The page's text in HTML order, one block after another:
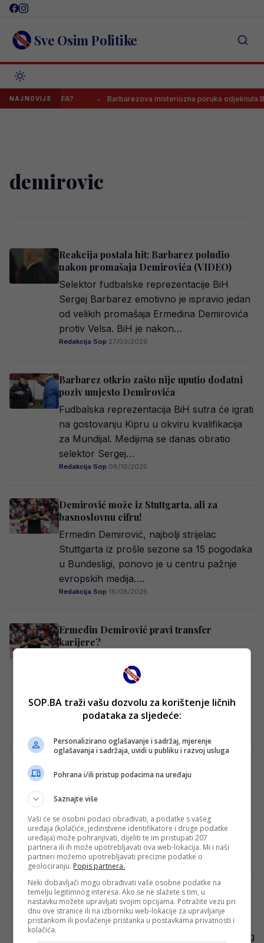
Skip
content Sve Osim Politike
NAJNOVIJE
se odluka UEFA? Barbarezova misteriozna poruka odjeknula
demirovic
Reakcija postala hit: Barbarez poludio
nakon promašaja Demirovića (VIDEO)
Selektor fudbalske reprezentacije BiH
Sergej Barbarez emotivno je ispravio jedan
od velikih promašaja Ermedina Demirovića
protiv Velsa. BiH je nakon…
Redakcija Sop·27/03/2026
Barbarez otkrio zašto nije uputio dodatni
poziv umjesto Demirovića
Fudbalska reprezentacija BiH sutra će igrati
na gostovanju Kipru u okviru kvalifikacija
za Mundijal. Medijima se danas obratio
selektor Sergej…
Redakcija Sop·08/10/2025
Demirović može iz Stuttgarta, ali za
basnoslovnu cifru!
Ermedin Demirović, najbolji strijelac
Stuttgarta iz prošle sezone sa 15 pogodaka
u Bundesligi, ponovo je u centru pažnje
evropskih medija….
Redakcija Sop·16/08/2025
Ermedin Demirović pravi transfer
karijere?
Ermedin Demirović, ponovo se nalazi u
prenosi TuttomercatoWeb. Napadač koji
trenutno nosi…
Iz Njemačke sjajne vijesti za Barbareza u
vezi Demirovića!
Fudbaleri Stuttgarta ugostit će Bayer
Leverkusen u okviru 26. kola njemačke
Bundeslige. Ono što raduje jeste odluka
trenera domaće ekipe…
Redakcija Sop·16/03/2025
Demirović pojurio postići prvi gol u Ligi
prvaka, “vile su pronosale” Juventus
(VIDEO)
Stuttgart gostuje Juventusu u okviru trećeg
SOP.BA traži vašu dozvolu za korištenje ličnih
podataka za sljedeće:
Personalizirano oglašavanje i sadržaj, mjerenje
oglašavanja i sadržaja, uvidi u publiku i razvoj usluga
Pohrana i/ili pristup podacima na uređaju
Saznajte više
Vaši će se osobni podaci obrađivati, a podatke s vašeg
uređaja (kolačiće, jedinstvene identifikatore i druge podatke
uređaja) može pohranjivati, dijeliti te im pristupati 207
partnera ili ih može upotrebljavati ova web-lokacija. Mi i naši
partneri možemo upotrebljavati precizne podatke o
geolociranju. Popis partnera.
Neki dobavljači mogu obrađivati vaše osobne podatke na
temelju legitimnog interesa. Ako se ne slažete s tim, u
nastavku možete upravljati svojim opcijama. Potražite vezu pri
dnu ove stranice ili na izborniku web-lokacije za upravljanje
pristankom ili povlačenje pristanka u postavkama privatnosti i
kolačića.